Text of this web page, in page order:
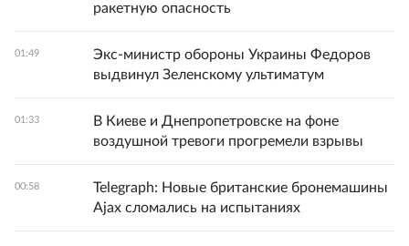
ракетную опасность
01:49
Экс-министр обороны Украины Федоров
выдвинул Зеленскому ультиматум
01:33
В Киеве и Днепропетровске на фоне
воздушной тревоги прогремели взрывы
00:58
Telegraph: Новые британские бронемашины
Ajax сломались на испытаниях